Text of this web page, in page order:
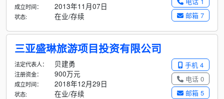
邮箱 7
成立时间： 2013年11月07日
状态: 在业/存续
三亚盛琳旅游项目投资有限公司
手机 4
电话 0
邮箱 5
法定代表人： 贝建勇
注册资金： 900万元
成立时间： 2018年12月29日
状态: 在业/存续